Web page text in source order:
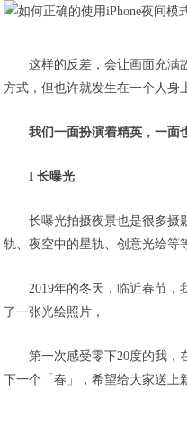
这样的反差，会让画面充满
方式，但也许就发生在一个人身
我们一面扮演着精英，一面
I 长曝光
长曝光拍摄夜景也是很多摄
轨、夜空中的星轨、创意光绘等
2019年的冬天，临近春节，
了一张光绘照片，
第一次感受零下20度的我，
下一个「春」，希望给大家送上